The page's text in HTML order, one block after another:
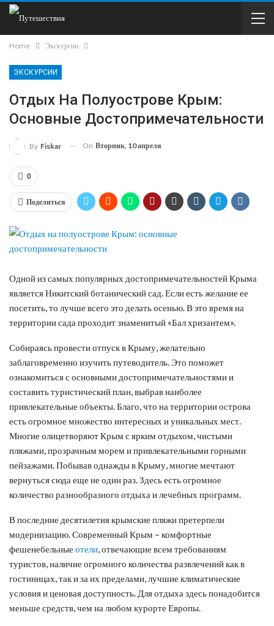
Home Экскурсии
ЭКСКУРСИИ
Отдых На Полуострове Крым:
Основные Достопримечательности
By Fiskar On Вторник, 10 апреля
0
Поделиться
Одной из самых популярных достопримечательностей Крыма
является Никитский ботанический сад. Если есть желание ее
посетить, то лучше всего это делать осенью. В это время на
территории сада проходит знаменитый «Бал хризантем».
Собираясь провести отпуск в Крыму, желательно
заблаговременно изучить путеводитель. Это поможет
ознакомиться с основными достопримечательностями и
составить туристический план, выбрав наиболее
привлекательные объекты. Благо, что на территории острова
есть огромное множество интересных и уникальных мест.
Многие олицетворяют Крым с ярким отдыхом, чистыми
пляжами, прозрачным морем и привлекательными горными
пейзажами. Побывав однажды в Крыму, многие мечтают
вернуться сюда еще не один раз. Здесь есть огромное
количество разнообразного отдыха и лечебных программ.
В последние десятилетия крымские пляжи претерпели
модернизацию. Современный Крым – комфортные
фешенебельные отели, отвечающие всем требованиям
туристов, наличие огромного количества развлечений как в
гостиницах, так и за их пределами, лучшие климатические
условия и ценовая доступность. Для отдыха здесь понадобится
меньше средств, чем на любом курорте Европы.